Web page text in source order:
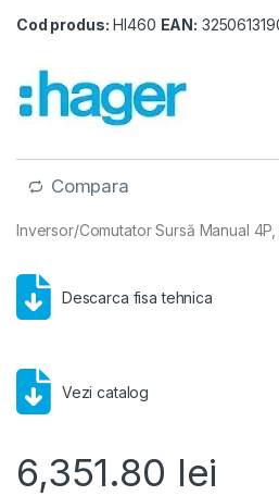
Cod produs: HI460 EAN:
Compara
Inversor/Comutator Sursă Manual
Descarca fisa tehnica
Vezi catalog
6,351.80 lei